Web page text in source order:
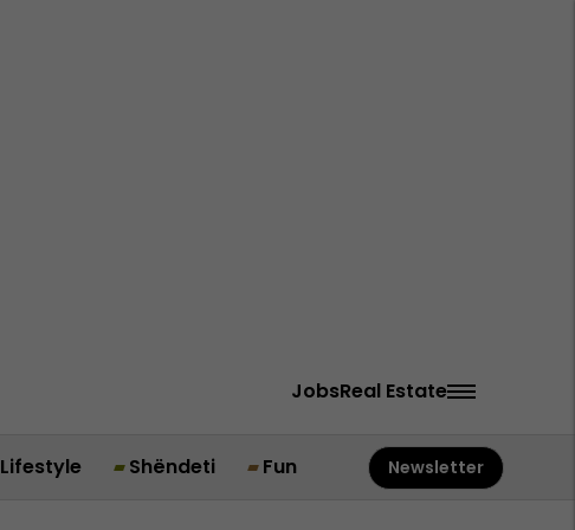
JobsReal Estate
Lifestyle Shëndeti Fun Newsletter